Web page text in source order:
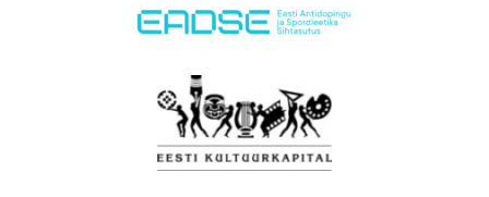
VÕISTLUSED
FÖDERATSIOON